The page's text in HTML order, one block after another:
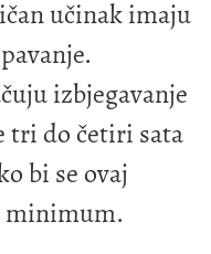
učinak imaju
izbjegavanje
tri do četiri sata
bi se ovaj
minimum.